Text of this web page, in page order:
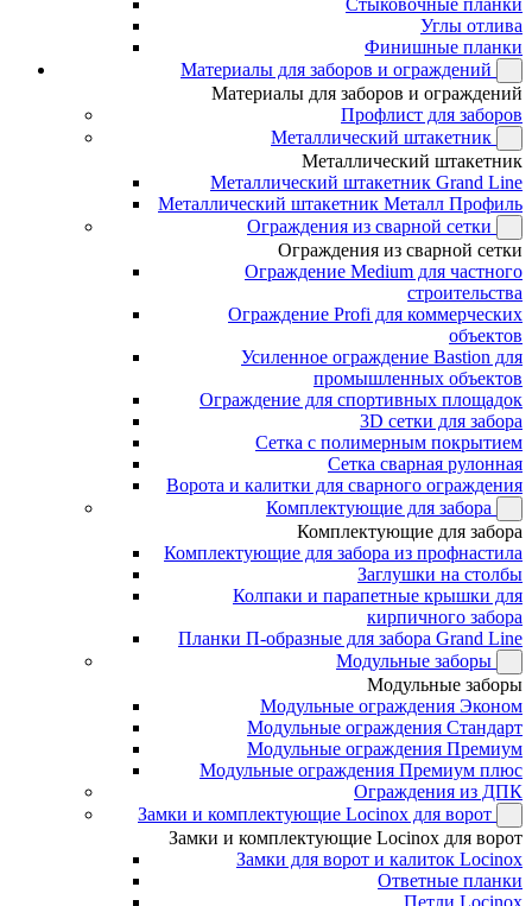
Стыковочные планки
Углы отлива
Финишные планки
Материалы для заборов и ограждений
Материалы для заборов и ограждений
Профлист для заборов
Металлический штакетник
Металлический штакетник
Металлический штакетник Grand Line
Металлический штакетник Металл Профиль
Ограждения из сварной сетки
Ограждения из сварной сетки
Ограждение Medium для частного
строительства
Ограждение Profi для коммерческих
объектов
Усиленное ограждение Bastion для
промышленных объектов
Ограждение для спортивных площадок
3D сетки для забора
Сетка с полимерным покрытием
Сетка сварная рулонная
Ворота и калитки для сварного ограждения
Комплектующие для забора
Комплектующие для забора
Комплектующие для забора из профнастила
Заглушки на столбы
Колпаки и парапетные крышки для
кирпичного забора
Планки П-образные для забора Grand Line
Модульные заборы
Модульные заборы
Модульные ограждения Эконом
Модульные ограждения Стандарт
Модульные ограждения Премиум
Модульные ограждения Премиум плюс
Ограждения из ДПК
Замки и комплектующие Locinox для ворот
Замки и комплектующие Locinox для ворот
Замки для ворот и калиток Locinox
Ответные планки
Петли Locinox